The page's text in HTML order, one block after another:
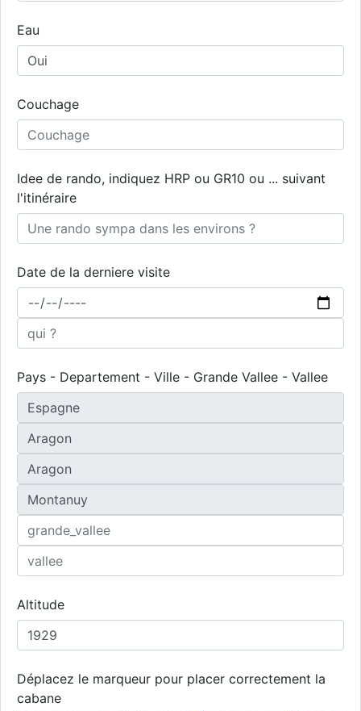
Eau
Couchage
Idee de rando, indiquez HRP ou GR10 ou ... suivant
l'itinéraire
Date de la derniere visite
Pays - Departement - Ville - Grande Vallee - Vallee
Altitude
Déplacez le marqueur pour placer correctement la
cabane